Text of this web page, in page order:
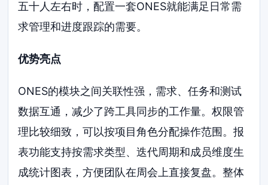
五十人左右时，配置一套ONES就能满足日常需
求管理和进度跟踪的需要。
优势亮点
ONES的模块之间关联性强，需求、任务和测试
数据互通，减少了跨工具同步的工作量。权限管
理比较细致，可以按项目角色分配操作范围。报
表功能支持按需求类型、迭代周期和成员维度生
成统计图表，方便团队在周会上直接复盘。整体